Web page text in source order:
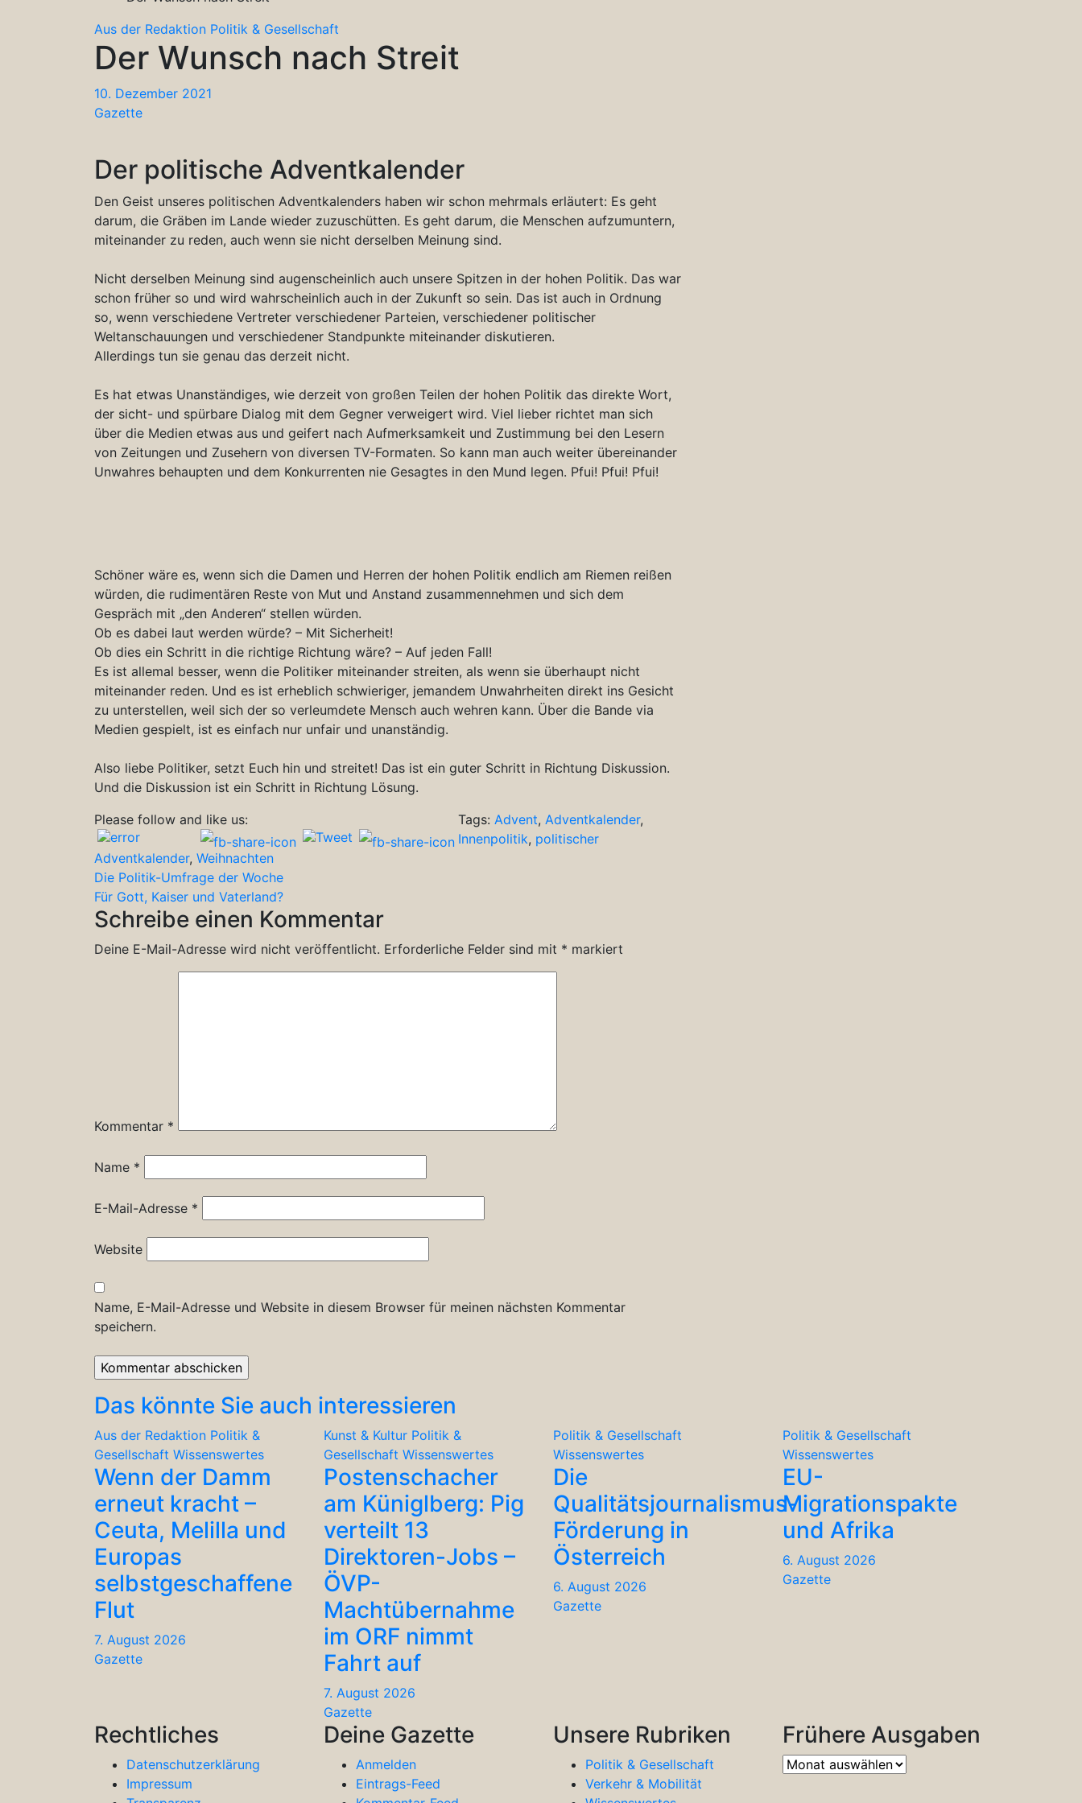
Aus der Redaktion Politik & Gesellschaft
Der Wunsch nach Streit
10. Dezember 2021
Gazette
Der politische Adventkalender
Den Geist unseres politischen Adventkalenders haben wir schon mehrmals erläutert: Es geht
darum, die Gräben im Lande wieder zuzuschütten. Es geht darum, die Menschen aufzumuntern,
miteinander zu reden, auch wenn sie nicht derselben Meinung sind.
Nicht derselben Meinung sind augenscheinlich auch unsere Spitzen in der hohen Politik. Das war
schon früher so und wird wahrscheinlich auch in der Zukunft so sein. Das ist auch in Ordnung
so, wenn verschiedene Vertreter verschiedener Parteien, verschiedener politischer
Weltanschauungen und verschiedener Standpunkte miteinander diskutieren.
Allerdings tun sie genau das derzeit nicht.
Es hat etwas Unanständiges, wie derzeit von großen Teilen der hohen Politik das direkte Wort,
der sicht- und spürbare Dialog mit dem Gegner verweigert wird. Viel lieber richtet man sich
über die Medien etwas aus und geifert nach Aufmerksamkeit und Zustimmung bei den Lesern
von Zeitungen und Zusehern von diversen TV-Formaten. So kann man auch weiter übereinander
Unwahres behaupten und dem Konkurrenten nie Gesagtes in den Mund legen. Pfui! Pfui! Pfui!
Schöner wäre es, wenn sich die Damen und Herren der hohen Politik endlich am Riemen reißen
würden, die rudimentären Reste von Mut und Anstand zusammennehmen und sich dem
Gespräch mit „den Anderen“ stellen würden.
Ob es dabei laut werden würde? – Mit Sicherheit!
Ob dies ein Schritt in die richtige Richtung wäre? – Auf jeden Fall!
Es ist allemal besser, wenn die Politiker miteinander streiten, als wenn sie überhaupt nicht
miteinander reden. Und es ist erheblich schwieriger, jemandem Unwahrheiten direkt ins Gesicht
zu unterstellen, weil sich der so verleumdete Mensch auch wehren kann. Über die Bande via
Medien gespielt, ist es einfach nur unfair und unanständig.
Also liebe Politiker, setzt Euch hin und streitet! Das ist ein guter Schritt in Richtung Diskussion.
Und die Diskussion ist ein Schritt in Richtung Lösung.
Please follow and like us:
Tags: Advent, Adventkalender,
Innenpolitik, politischer
Adventkalender, Weihnachten
Beitragsnavigation
Die Politik-Umfrage der Woche
Für Gott, Kaiser und Vaterland?
Schreibe einen Kommentar
Deine E-Mail-Adresse wird nicht veröffentlicht. Erforderliche Felder sind mit * markiert
Kommentar *
Name *
E-Mail-Adresse *
Website
Name, E-Mail-Adresse und Website in diesem Browser für meinen nächsten Kommentar
speichern.
Das könnte Sie auch interessieren
Aus der Redaktion Politik &
Gesellschaft Wissenswertes
Wenn der Damm
erneut kracht –
Ceuta, Melilla und
Europas
selbstgeschaffene
Flut
7. August 2026
Gazette
Kunst & Kultur Politik &
Gesellschaft Wissenswertes
Postenschacher
am Küniglberg: Pig
verteilt 13
Direktoren-Jobs –
ÖVP-
Machtübernahme
im ORF nimmt
Fahrt auf
7. August 2026
Gazette
Politik & Gesellschaft
Wissenswertes
Die
Qualitätsjournalismus-
Förderung in
Österreich
6. August 2026
Gazette
Politik & Gesellschaft
Wissenswertes
EU-
Migrationspakte
und Afrika
6. August 2026
Gazette
Rechtliches
Datenschutzerklärung
Impressum
Deine Gazette
Anmelden
Eintrags-Feed
Unsere Rubriken
Politik & Gesellschaft
Verkehr & Mobilität
Frühere Ausgaben
Frühere